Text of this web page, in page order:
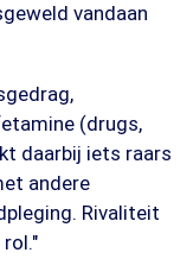
vandaan
(drugs,
daarbij iets raars
andere
Rivaliteit